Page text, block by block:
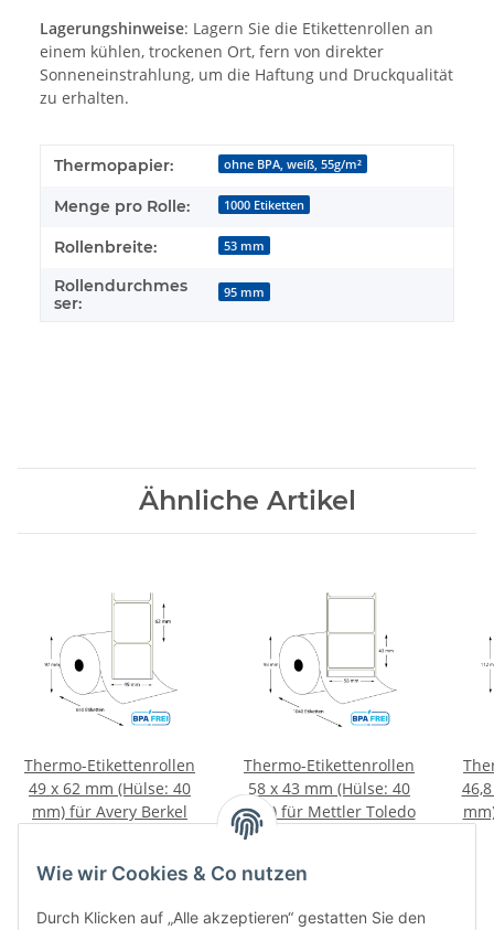
Lagerungshinweise: Lagern Sie die Etikettenrollen an
einem kühlen, trockenen Ort, fern von direkter
Sonneneinstrahlung, um die Haftung und Druckqualität
zu erhalten.
Thermopapier: ohne BPA, weiß, 55g/m²
Menge pro Rolle: 1000 Etiketten
Rollenbreite: 53 mm
Rollendurchmes
ser:
95 mm
Ähnliche Artikel
Thermo-Etikettenrollen
49 x 62 mm (Hülse: 40
mm) für Avery Berkel
Thermo-Etikettenrollen
58 x 43 mm (Hülse: 40
mm) für Mettler Toledo
Wie wir Cookies & Co nutzen
Durch Klicken auf „Alle akzeptieren“ gestatten Sie den